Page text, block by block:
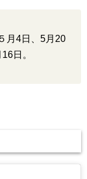
月4日、5月20
日。